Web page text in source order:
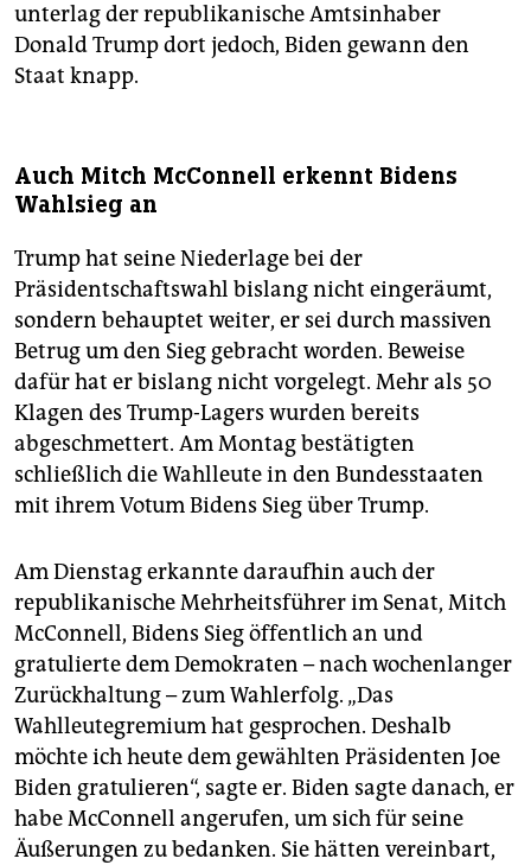
unterlag der republikanische Amtsinhaber
Donald Trump dort jedoch, Biden gewann den
Staat knapp.
Auch Mitch McConnell erkennt Bidens
Wahlsieg an
Trump hat seine Niederlage bei der
Präsidentschaftswahl bislang nicht eingeräumt,
sondern behauptet weiter, er sei durch massiven
Betrug um den Sieg gebracht worden. Beweise
dafür hat er bislang nicht vorgelegt. Mehr als 50
Klagen des Trump-Lagers wurden bereits
abgeschmettert. Am Montag bestätigten
schließlich die Wahlleute in den Bundesstaaten
mit ihrem Votum Bidens Sieg über Trump.
Am Dienstag erkannte daraufhin auch der
republikanische Mehrheitsführer im Senat, Mitch
McConnell, Bidens Sieg öffentlich an und
gratulierte dem Demokraten – nach wochenlanger
Zurückhaltung – zum Wahlerfolg. „Das
Wahlleutegremium hat gesprochen. Deshalb
möchte ich heute dem gewählten Präsidenten Joe
Biden gratulieren“, sagte er. Biden sagte danach, er
habe McConnell angerufen, um sich für seine
Äußerungen zu bedanken. Sie hätten vereinbart,